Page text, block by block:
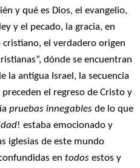
y qué es Dios, el evangelio,
y el pecado, la gracia, en
cristiano, el verdadero origen
dónde se encuentran
la antigua Israel, la secuencia
el regreso de Cristo y
pruebas innegables de lo que
! estaba emocionado y
iglesias de este mundo
entodos estos y